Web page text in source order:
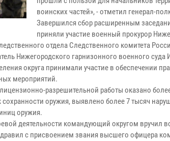
воинских частей», - отметил генерал-
Завершился сбор расширенным
приняли участие военный прокурор
отдела Следственного комитета
Нижегородского гарнизонного военного суда
округа принимали участие в обеспечении
мероприятий.
разрешительной работы оказано
оружия, выявлено более 7 тысяч
оружия.
деятельности командующий округом вручил
с присвоением звания высшего офицера